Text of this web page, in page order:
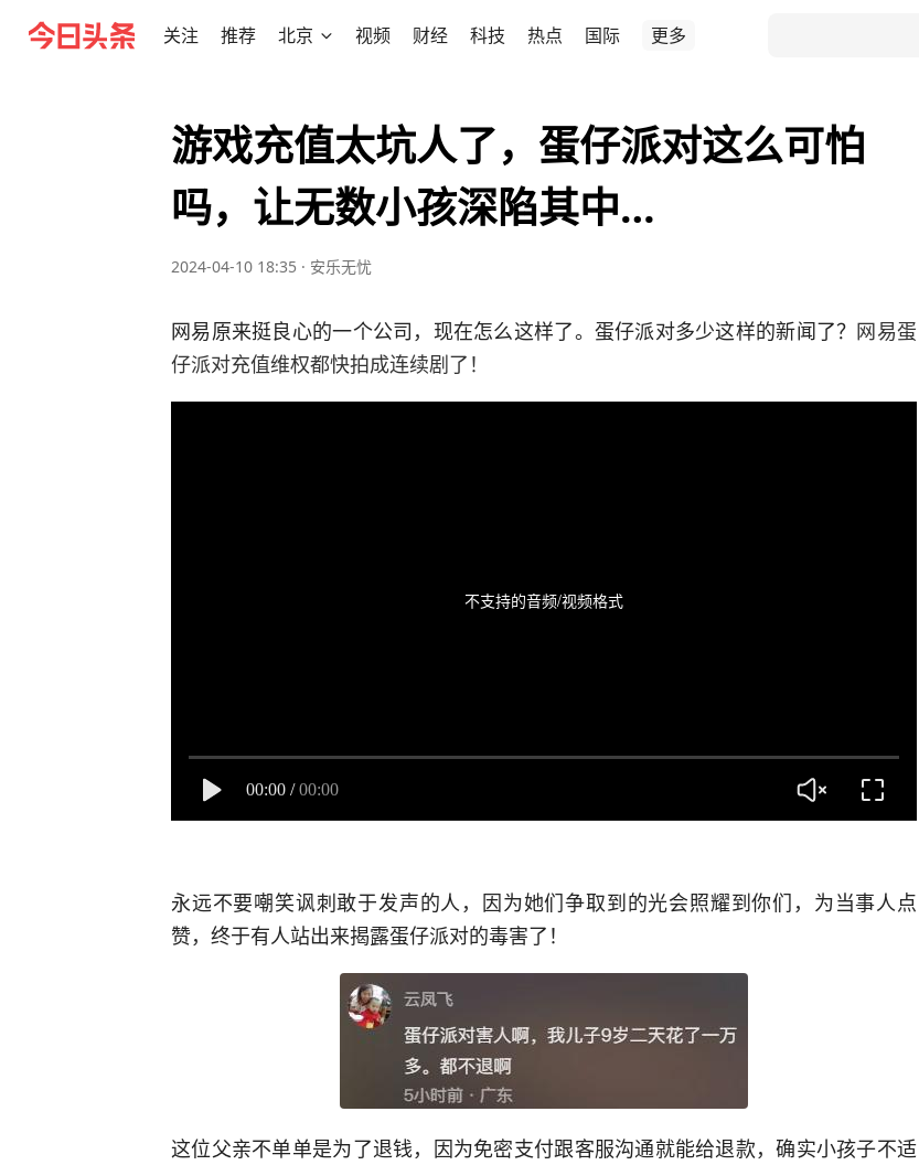
关注 推荐 北京 视频 财经 科技 热点 国际 更多
游戏充值太坑人了，蛋仔派对这么可怕
吗，让无数小孩深陷其中…
2024-04-10 18:35 · 安乐无忧
网易原来挺良心的一个公司，现在怎么这样了。蛋仔派对多少这样的新闻了？ 网易蛋
仔派对充值维权都快拍成连续剧了！
不支持的音频/视频格式
00:00 / 00:00
永远不要嘲笑讽刺敢于发声的人，因为她们争取到的光会照耀到你们，为当事人点
赞，终于有人站出来揭露蛋仔派对的毒害了！
这位父亲不单单是为了退钱，因为免密支付跟客服沟通就能给退款，确实小孩子不适